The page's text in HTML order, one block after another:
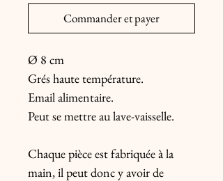
Commander et payer
Ø 8 cm
Grés haute température.
Email alimentaire.
Peut se mettre au lave-vaisselle.
Chaque pièce est fabriquée à la
main, il peut donc y avoir de